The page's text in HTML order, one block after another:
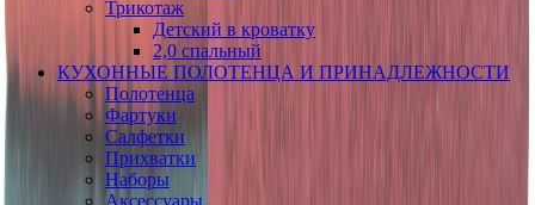
Трикотаж
Детский в кроватку
2,0 спальный
КУХОННЫЕ ПОЛОТЕНЦА И ПРИНАДЛЕЖНОСТИ
Полотенца
Фартуки
Салфетки
Прихватки
Наборы
Аксессуары